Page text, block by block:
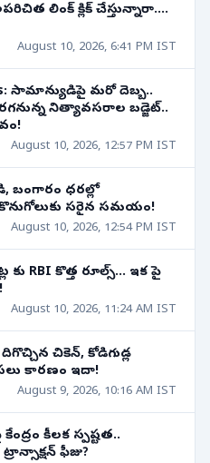
లింక్ క్లిక్ చేస్తున్నారా....
August 10, 2026, 6:41 PM IST
సామాన్యుడిపై మరో దెబ్బ..
నిత్యావసరాల బడ్జెట్..
August 10, 2026, 12:57 PM IST
బంగారం ధరల్లో
సరైన సమయం!
August 10, 2026, 12:54 PM IST
కు RBI కొత్త రూల్స్... ఇక పై
August 10, 2026, 11:24 AM IST
దిగొచ్చిన చికెన్, కోడిగుడ్ల
కారణం ఇదా!
August 9, 2026, 10:16 AM IST
కీలక స్పష్టత..
ఫీజు?